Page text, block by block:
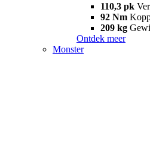
110,3 pk
92 Nm
209 kg
Ontdek meer
Monster